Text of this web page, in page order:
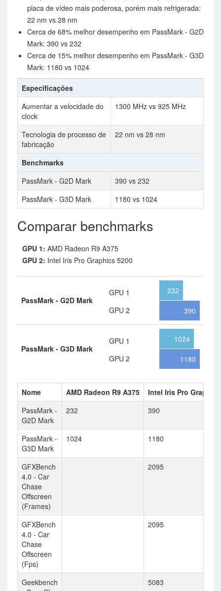
placa de vídeo mais poderosa, porém mais refrigerada:
22 nm vs 28 nm
Cerca de 68% melhor desempenho em PassMark - G2D
Mark: 390 vs 232
Cerca de 15% melhor desempenho em PassMark - G3D
Mark: 1180 vs 1024
Especificações
Aumentar a velocidade do
clock
1300 MHz vs 925 MHz
Tecnologia de processo de
fabricação
22 nm vs 28 nm
Benchmarks
PassMark - G2D Mark
390 vs 232
PassMark - G3D Mark
1180 vs 1024
Comparar benchmarks
GPU 1: AMD Radeon R9 A375
GPU 2: Intel Iris Pro Graphics 5200
PassMark - G2D Mark
GPU 1
GPU 2
232
390
PassMark - G3D Mark
GPU 1
GPU 2
1024
1180
Nome AMD Radeon R9 A375
Intel Iris Pro
PassMark -
G2D Mark
232 390
PassMark -
G3D Mark
1024 1180
GFXBench
4.0 - Car
Chase
Offscreen
(Frames)
2095
GFXBench
4.0 - Car
Chase
Offscreen
(Fps)
2095
Geekbench
5083